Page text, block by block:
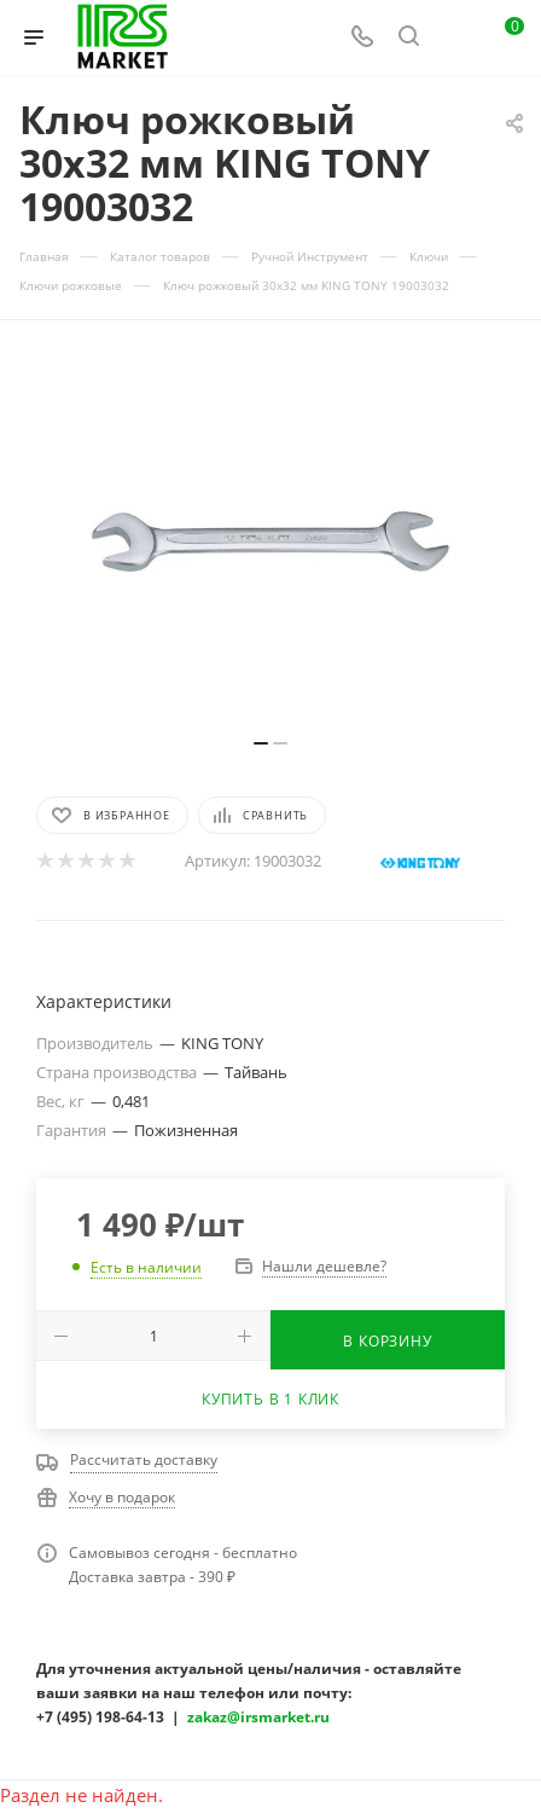
0
Ключ рожковый
30x32 мм KING TONY
19003032
Главная — Каталог товаров — Ручной Инструмент — Ключи —
Ключи рожковые — Ключ рожковый 30x32 мм KING TONY 19003032
В ИЗБРАННОЕ СРАВНИТЬ
Артикул: 19003032
Характеристики
Производитель — KING TONY
Страна производства — Тайвань
Вес, кг — 0,481
Гарантия — Пожизненная
1 490 ₽/шт
Есть в наличии Нашли дешевле?
В КОРЗИНУ
КУПИТЬ В 1 КЛИК
Рассчитать доставку
Хочу в подарок
Самовывоз сегодня - бесплатно
Доставка завтра - 390 ₽
Для уточнения актуальной цены/наличия - оставляйте
ваши заявки на наш телефон или почту:
+7 (495) 198-64-13 | zakaz@irsmarket.ru
Раздел не найден.